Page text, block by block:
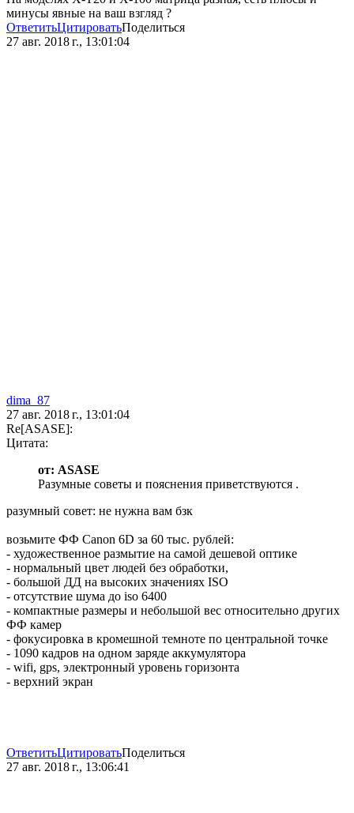
минусы явные на ваш взгляд ?
ОтветитьЦитироватьПоделиться
27 авг. 2018 г., 13:01:04
dima_87
27 авг. 2018 г., 13:01:04
Re[ASASE]:
Цитата:
от: ASASE
Разумные советы и пояснения приветствуются .
разумный совет: не нужна вам бзк
возьмите ФФ Canon 6D за 60 тыс. рублей:
- художественное размытие на самой дешевой оптике
- нормальный цвет людей без обработки,
- большой ДД на высоких значениях ISO
- отсутствие шума до iso 6400
- компактные размеры и небольшой вес относительно других
ФФ камер
- фокусировка в кромешной темноте по центральной точке
- 1090 кадров на одном заряде аккумулятора
- wifi, gps, электронный уровень горизонта
- верхний экран
ОтветитьЦитироватьПоделиться
27 авг. 2018 г., 13:06:41